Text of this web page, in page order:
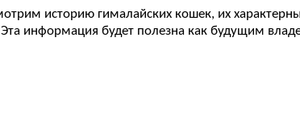
историю гималайских кошек, их
информация будет полезна как будущим